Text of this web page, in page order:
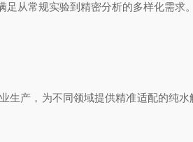
从常规实验到精密分析的多样化需求。
产，为不同领域提供精准适配的纯水